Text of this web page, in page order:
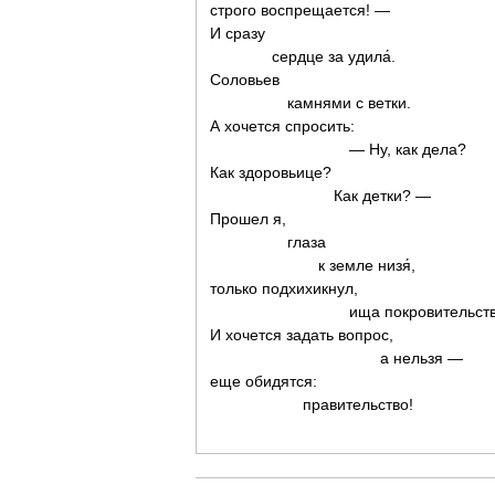
строго воспрещается! —
И сразу
сердце за удила́.
Соловьев
камнями с ветки.
А хочется спросить:
— Ну, как дела?
Как здоровьице?
Как детки? —
Прошел я,
глаза
к земле низя́,
только подхихикнул,
ища
И хочется задать вопрос,
а нельзя —
еще обидятся:
правительство!